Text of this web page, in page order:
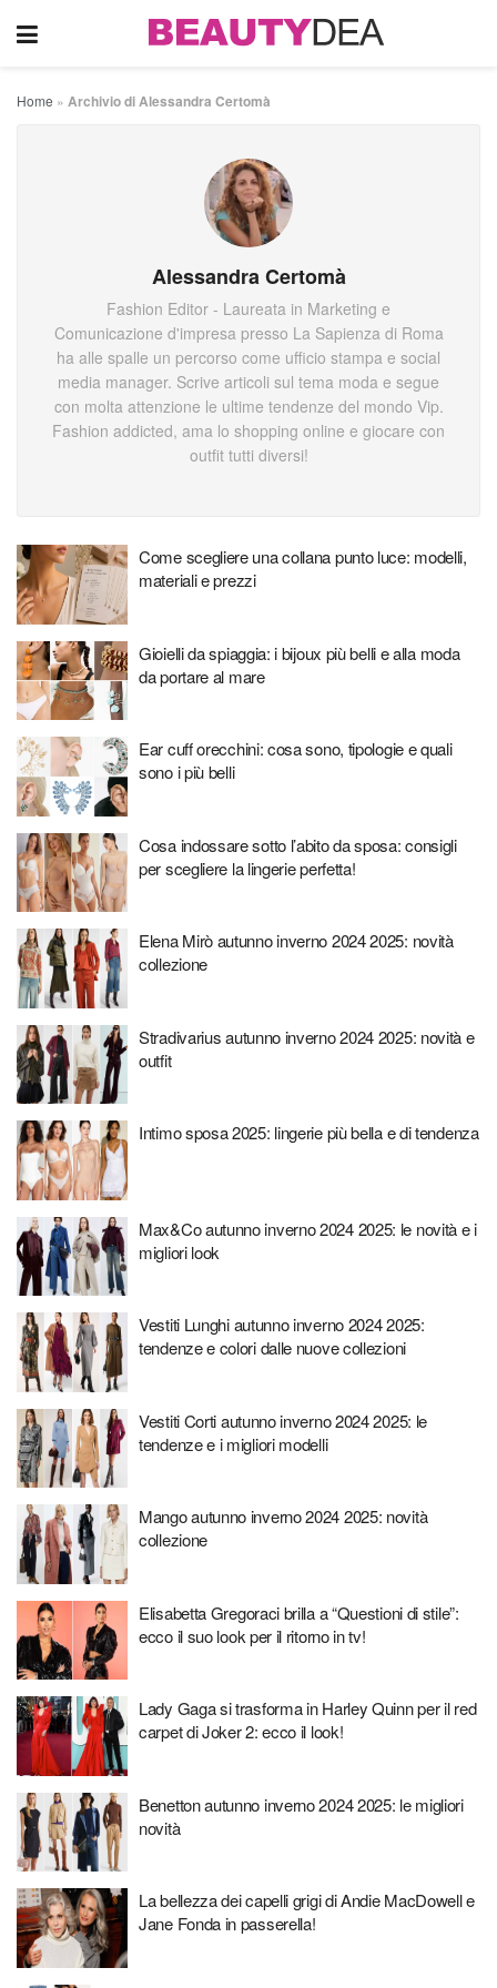
Home » Archivio di Alessandra Certomà
Alessandra Certomà
Fashion Editor - Laureata in Marketing e
Comunicazione d'impresa presso La Sapienza di Roma
ha alle spalle un percorso come ufficio stampa e social
media manager. Scrive articoli sul tema moda e segue
con molta attenzione le ultime tendenze del mondo Vip.
Fashion addicted, ama lo shopping online e giocare con
outfit tutti diversi!
Come scegliere una collana punto luce: modelli,
materiali e prezzi
Gioielli da spiaggia: i bijoux più belli e alla moda
da portare al mare
Ear cuff orecchini: cosa sono, tipologie e quali
sono i più belli
Cosa indossare sotto l’abito da sposa: consigli
per scegliere la lingerie perfetta!
Elena Mirò autunno inverno 2024 2025: novità
collezione
Stradivarius autunno inverno 2024 2025: novità e
outfit
Intimo sposa 2025: lingerie più bella e di tendenza
Max&Co autunno inverno 2024 2025: le novità e i
migliori look
Vestiti Lunghi autunno inverno 2024 2025:
tendenze e colori dalle nuove collezioni
Vestiti Corti autunno inverno 2024 2025: le
tendenze e i migliori modelli
Mango autunno inverno 2024 2025: novità
collezione
Elisabetta Gregoraci brilla a “Questioni di stile”:
ecco il suo look per il ritorno in tv!
Lady Gaga si trasforma in Harley Quinn per il red
carpet di Joker 2: ecco il look!
Benetton autunno inverno 2024 2025: le migliori
novità
La bellezza dei capelli grigi di Andie MacDowell e
Jane Fonda in passerella!